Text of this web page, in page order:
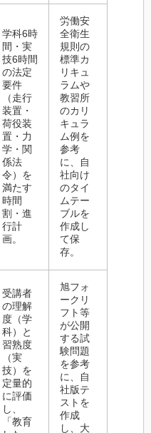
学科6時
間・実
技6時間
の法定
要件
（走行
装置・
荷役装
置・力
学・関
係法
令）を
満たす
時間
割・進
行計
画。
労働安
全衛生
規則の
標準カ
リキュ
ラムや
教習所
のカリ
キュラ
ム例を
参考
に、自
社向け
のタイ
ムテー
ブルを
作成し
て保
存。
受講者
の理解
度（学
科）と
習熟度
（実
技）を
定量的
に評価
し、
「教育
旭フォ
ークリ
フト等
が公開
する試
験問題
を参考
に、自
社版テ
ストを
作成
し、大